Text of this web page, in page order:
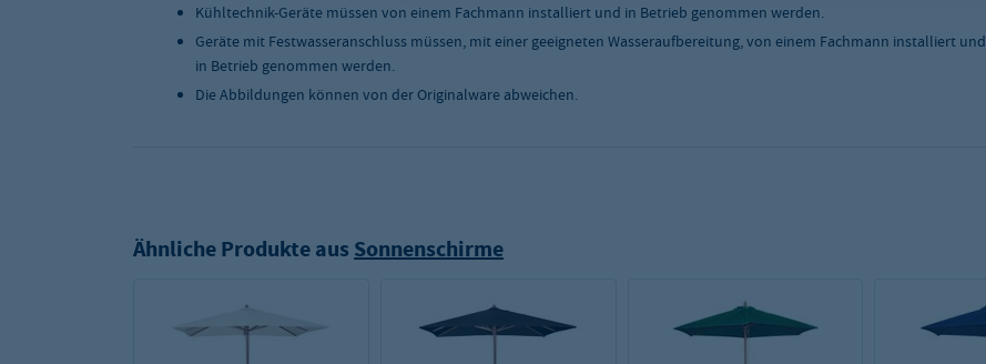
Kühltechnik-Geräte müssen von einem Fachmann installiert und in Betrieb genommen werden.
Geräte mit Festwasseranschluss müssen, mit einer geeigneten Wasseraufbereitung, von einem Fachmann installiert und
in Betrieb genommen werden.
Die Abbildungen können von der Originalware abweichen.
Ähnliche Produkte aus Sonnenschirme